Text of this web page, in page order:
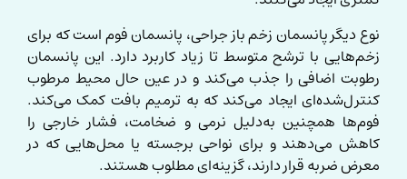
نوع دیگر پانسمان زخم باز جراحی، پانسمان فوم است که برای
زخم‌هایی با ترشح متوسط تا زیاد کاربرد دارد. این پانسمان
رطوبت اضافی را جذب می‌کند و در عین حال محیط مرطوب
کنترل‌شده‌ای ایجاد می‌کند که به ترمیم بافت کمک می‌کند.
فوم‌ها همچنین به‌دلیل نرمی و ضخامت، فشار خارجی را
کاهش می‌دهند و برای نواحی برجسته یا محل‌هایی که در
معرض ضربه قرار دارند، گزینه‌ای مطلوب هستند.